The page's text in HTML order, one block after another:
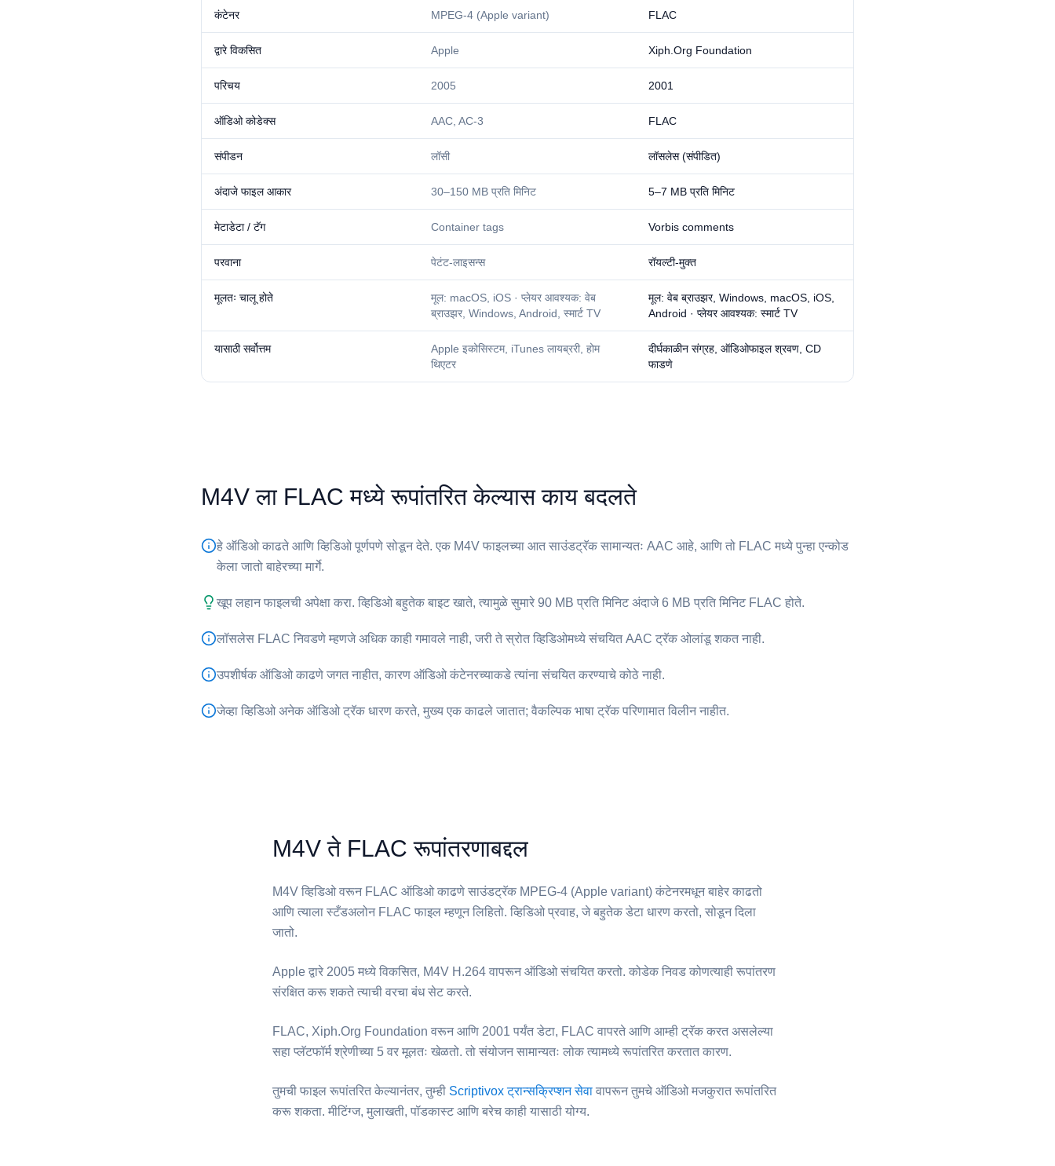
कंटेनर MPEG-4 (Apple variant) FLAC
द्वारे विकसित Apple Xiph.Org Foundation
परिचय 2005 2001
ऑडिओ कोडेक्स AAC, AC-3 FLAC
संपीडन लॉसी लॉसलेस (संपीडित)
अंदाजे फाइल आकार 30–150 MB प्रति मिनिट 5–7 MB प्रति मिनिट
मेटाडेटा / टॅग Container tags Vorbis comments
परवाना पेटंट-लाइसन्स रॉयल्टी-मुक्त
मूलतः चालू होते
मूल: macOS, iOS · प्लेयर आवश्यक: वेब
ब्राउझर, Windows, Android, स्मार्ट TV
मूल: वेब ब्राउझर, Windows, macOS, iOS,
Android · प्लेयर आवश्यक: स्मार्ट TV
यासाठी सर्वोत्तम
Apple इकोसिस्टम, iTunes लायब्ररी, होम
थिएटर
दीर्घकाळीन संग्रह, ऑडिओफाइल श्रवण, CD
फाडणे
⁦M4V⁩ ला ⁦FLAC⁩ मध्ये रूपांतरित केल्यास काय बदलते
हे ऑडिओ काढते आणि व्हिडिओ पूर्णपणे सोडून देते. एक ⁦M4V⁩ फाइलच्या आत साउंडट्रॅक सामान्यतः AAC आहे, आणि तो FLAC मध्ये पुन्हा एन्कोड
केला जातो बाहेरच्या मार्गे.
खूप लहान फाइलची अपेक्षा करा. व्हिडिओ बहुतेक बाइट खाते, त्यामुळे सुमारे 90 MB प्रति मिनिट अंदाजे 6 MB प्रति मिनिट ⁦FLAC⁩ होते.
लॉसलेस ⁦FLAC⁩ निवडणे म्हणजे अधिक काही गमावले नाही, जरी ते स्रोत व्हिडिओमध्ये संचयित AAC ट्रॅक ओलांडू शकत नाही.
उपशीर्षक ऑडिओ काढणे जगत नाहीत, कारण ऑडिओ कंटेनरच्याकडे त्यांना संचयित करण्याचे कोठे नाही.
जेव्हा व्हिडिओ अनेक ऑडिओ ट्रॅक धारण करते, मुख्य एक काढले जातात; वैकल्पिक भाषा ट्रॅक परिणामात विलीन नाहीत.
M4V ते FLAC रूपांतरणाबद्दल
⁦M4V⁩ व्हिडिओ वरून ⁦FLAC⁩ ऑडिओ काढणे साउंडट्रॅक MPEG-4 (Apple variant) कंटेनरमधून बाहेर काढतो
आणि त्याला स्टँडअलोन FLAC फाइल म्हणून लिहितो. व्हिडिओ प्रवाह, जे बहुतेक डेटा धारण करतो, सोडून दिला
जातो.
Apple द्वारे 2005 मध्ये विकसित, ⁦M4V⁩ H.264 वापरून ऑडिओ संचयित करतो. कोडेक निवड कोणत्याही रूपांतरण
संरक्षित करू शकते त्याची वरचा बंध सेट करते.
⁦FLAC⁩, Xiph.Org Foundation वरून आणि 2001 पर्यंत डेटा, FLAC वापरते आणि आम्ही ट्रॅक करत असलेल्या
सहा प्लॅटफॉर्म श्रेणीच्या 5 वर मूलतः खेळतो. तो संयोजन सामान्यतः लोक त्यामध्ये रूपांतरित करतात कारण.
तुमची फाइल रूपांतरित केल्यानंतर, तुम्ही Scriptivox ट्रान्सक्रिप्शन सेवा वापरून तुमचे ऑडिओ मजकुरात रूपांतरित
करू शकता. मीटिंग्ज, मुलाखती, पॉडकास्ट आणि बरेच काही यासाठी योग्य.